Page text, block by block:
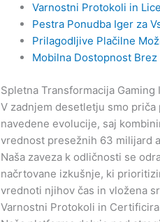
Varnostni Protokoli in
Pestra Ponudba Iger za
Prilagodljive Plačilne
Mobilna Dostopnost
Spletna Transformacija Gaming
V zadnjem desetletju smo
navedene evolucije, saj
vrednost presežnih 63 milijard
Naša zaveza k odličnosti se
načrtovane izkušnje, ki
vrednoti njihov čas in vložena
Varnostni Protokoli in